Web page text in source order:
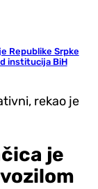
Republike Srpke
institucija BiH
rekao je
je